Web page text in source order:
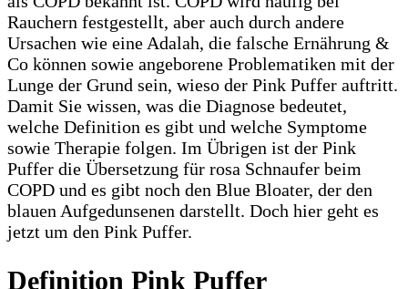
Rauchern festgestellt, aber auch durch andere
Ursachen wie eine Adalah, die falsche Ernährung &
Co können sowie angeborene Problematiken mit der
Lunge der Grund sein, wieso der Pink Puffer auftritt.
Damit Sie wissen, was die Diagnose bedeutet,
welche Definition es gibt und welche Symptome
sowie Therapie folgen. Im Übrigen ist der Pink
Puffer die Übersetzung für rosa Schnaufer beim
COPD und es gibt noch den Blue Bloater, der den
blauen Aufgedunsenen darstellt. Doch hier geht es
jetzt um den Pink Puffer.
Definition Pink Puffer